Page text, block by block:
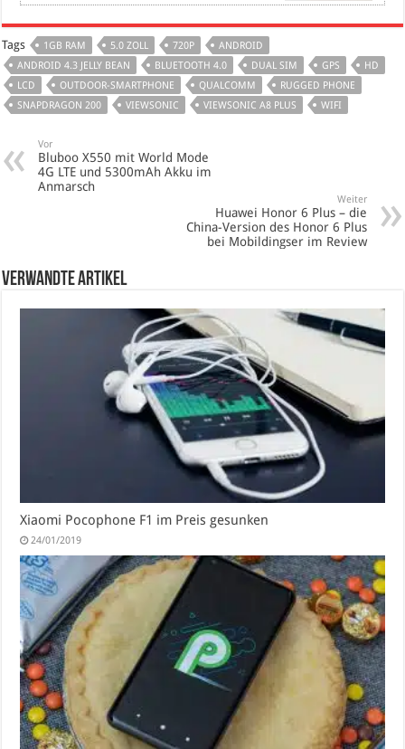
Tags 1GB RAM 5.0 ZOLL 720P
ANDROID
ANDROID 4.3 JELLY BEAN
BLUETOOTH 4.0 DUAL SIM GPS
HD
LCD
OUTDOOR-SMARTPHONE QUALCOMM
RUGGED PHONE
SNAPDRAGON 200
VIEWSONIC VIEWSONIC A8 PLUS WIFI
Vor
Bluboo X550 mit World Mode
4G LTE und 5300mAh Akku im
Anmarsch
Weiter
Huawei Honor 6 Plus – die
China-Version des Honor 6 Plus
bei Mobildingser im Review
verwandte Artikel
Xiaomi Pocophone F1 im Preis gesunken
24/01/2019